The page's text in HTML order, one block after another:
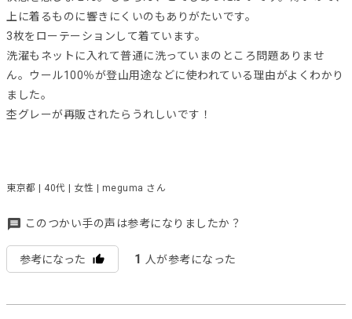
上に着るものに響きにくいのもありがたいです。
3枚をローテーションして着ています。
洗濯もネットに入れて普通に洗っていまのところ問題ありませ
ん。ウール100％が登山用途などに使われている理由がよくわかり
ました。
杢グレーが再販されたらうれしいです！
東京都 | 40代 | 女性 | meguma さん
このつかい手の声は参考になりましたか？
参考になった 1 人が参考になった